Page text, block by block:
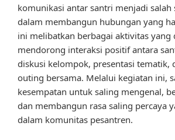
komunikasi antar santri menjadi salah
dalam membangun hubungan yang
ini melibatkan berbagai aktivitas yang
mendorong interaksi positif antara
diskusi kelompok, presentasi tematik,
outing bersama. Melalui kegiatan ini,
kesempatan untuk saling mengenal,
dan membangun rasa saling percaya
dalam komunitas pesantren.